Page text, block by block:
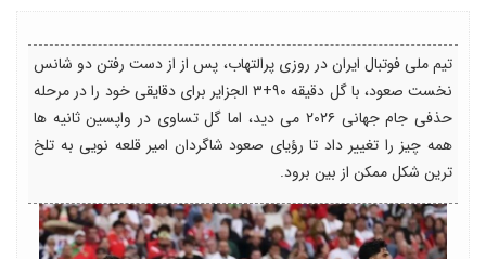
تیم ملی فوتبال ایران در روزی پرالتهاب، پس از از دست رفتن دو شانس
نخست صعود، با گل دقیقه ۹۰+۳ الجزایر برای دقایقی خود را در مرحله
حذفی جام جهانی ۲۰۲۶ می دید، اما گل تساوی در واپسین ثانیه ها
همه چیز را تغییر داد تا رؤیای صعود شاگردان امیر قلعه نویی به تلخ
ترین شکل ممکن از بین برود.